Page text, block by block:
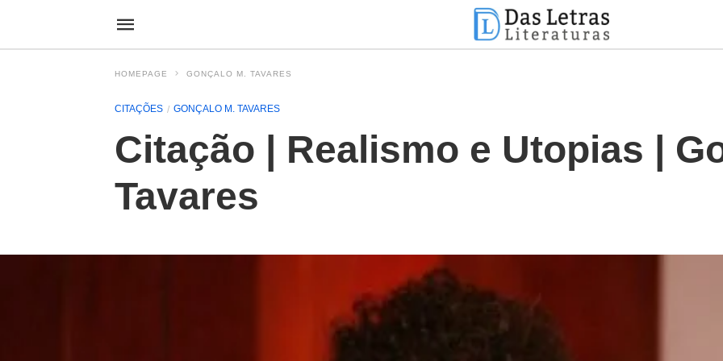
HOMEPAGE GONÇALO M. TAVARES
CITAÇÕES GONÇALO M. TAVARES
Citação | Realismo e Utopias |
Tavares